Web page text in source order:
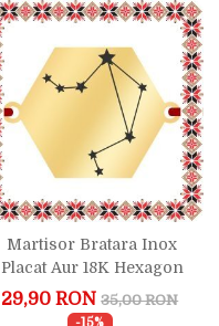
Martisor Bratara Inox
Placat Aur 18K Hexagon
Constelatie Zodia Balanta
29,90 RON 35,00 RON
-15%